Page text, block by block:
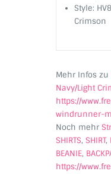
Style:
Crimson
Mehr Infos zu
Navy/Light
https://
windrunner-
Noch mehr
SHIRTS, SHIRT,
BEANIE,
https://